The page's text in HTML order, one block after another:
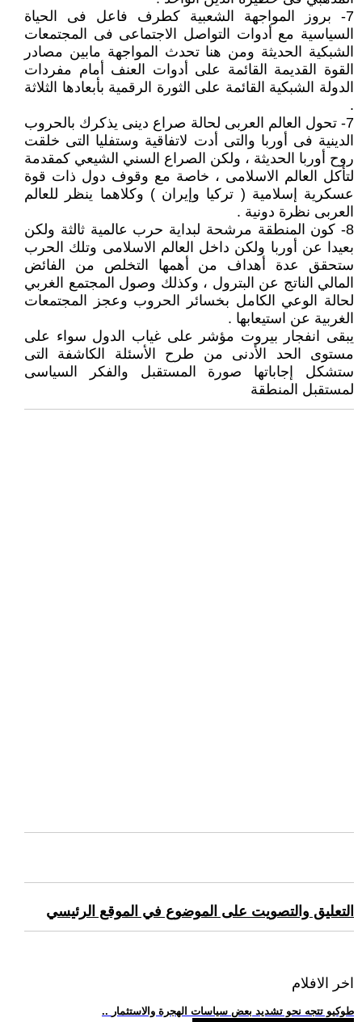
7- بروز المواجهة الشعبية كطرف فاعل فى الحياة
السياسية مع أدوات التواصل الاجتماعى فى المجتمعات
الشبكية الحديثة ومن هنا تحدث المواجهة مابين مصادر
القوة القديمة القائمة على أدوات العنف أمام مفردات
الدولة الشبكية القائمة على الثورة الرقمية بأبعادها الثلاثة
.
7- تحول العالم العربى لحالة صراع دينى يذكرك بالحروب
الدينية فى أوربا والتى أدت لاتفاقية وستفليا التى خلقت
روح أوربا الحديثة ، ولكن الصراع السني الشيعي كمقدمة
لتأكل العالم الاسلامى ، خاصة مع وقوف دول ذات قوة
عسكرية إسلامية ( تركيا وإيران ) وكلاهما ينظر للعالم
العربى نظرة دونية .
8- كون المنطقة مرشحة لبداية حرب عالمية ثالثة ولكن
بعيدا عن أوربا ولكن داخل العالم الاسلامى وتلك الحرب
ستحقق عدة أهداف من أهمها التخلص من الفائض
المالي الناتج عن البترول ، وكذلك وصول المجتمع الغربي
لحالة الوعي الكامل بخسائر الحروب وعجز المجتمعات
الغربية عن استيعابها .
يبقى انفجار بيروت مؤشر على غياب الدول سواء على
مستوى الحد الأدنى من طرح الأسئلة الكاشفة التى
ستشكل إجاباتها صورة المستقبل والفكر السياسى
لمستقبل المنطقة
التعليق والتصويت على الموضوع في الموقع الرئيسي
اخر الافلام
.. طوكيو تتجه نحو تشديد بعض سياسات الهجرة والاستثمار